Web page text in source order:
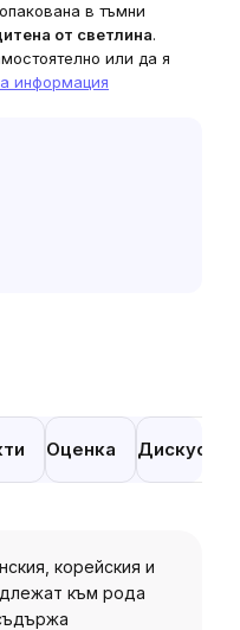
в тъмни
от светлина.
или да я
информация
Оценка Дискусия
корейския и
към рода